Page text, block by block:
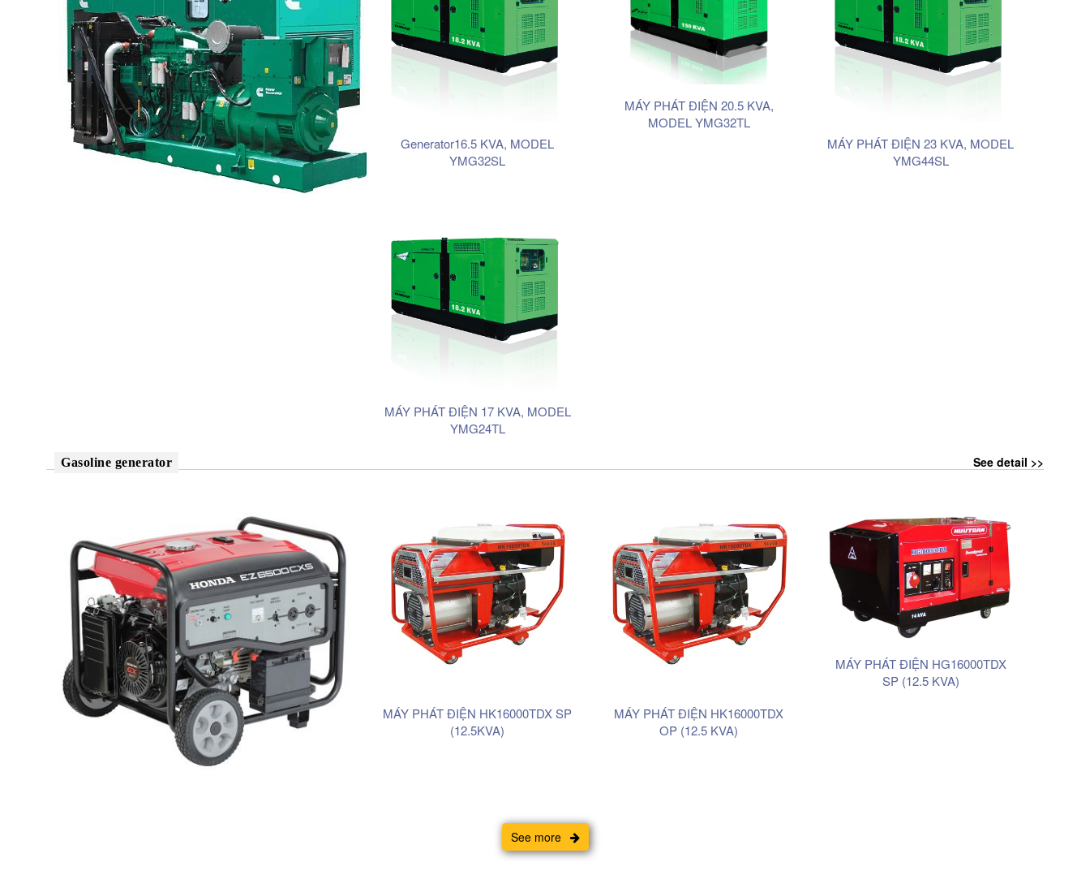
Generator16.5 KVA, MODEL
YMG32SL
MÁY PHÁT ĐIỆN 20.5 KVA,
MODEL YMG32TL
MÁY PHÁT ĐIỆN 23 KVA, MODEL
YMG44SL
MÁY PHÁT ĐIỆN 17 KVA, MODEL
YMG24TL
Gasoline generator See detail >>
MÁY PHÁT ĐIỆN HK16000TDX SP
(12.5KVA)
MÁY PHÁT ĐIỆN HK16000TDX
OP (12.5 KVA)
MÁY PHÁT ĐIỆN HG16000TDX
SP (12.5 KVA)
See more